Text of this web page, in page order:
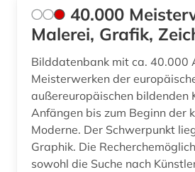
corinth (1)
cranach (2)
cranach, familie (1)
cézanne, paul (1)
daguerreotypie (1)
40.000
Malerei, Grafik,
Bilddatenbank mit ca. 40.000
Meisterwerken der
außereuropäischen bildenden
Anfängen bis zum Beginn der
Moderne. Der Schwerpunkt
Graphik. Die
sowohl die Suche nach